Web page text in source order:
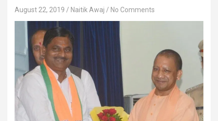
August 22, 2019 Naitik Awaj No Comments